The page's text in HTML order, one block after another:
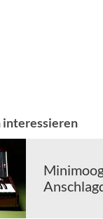
interessieren